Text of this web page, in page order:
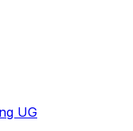
UG